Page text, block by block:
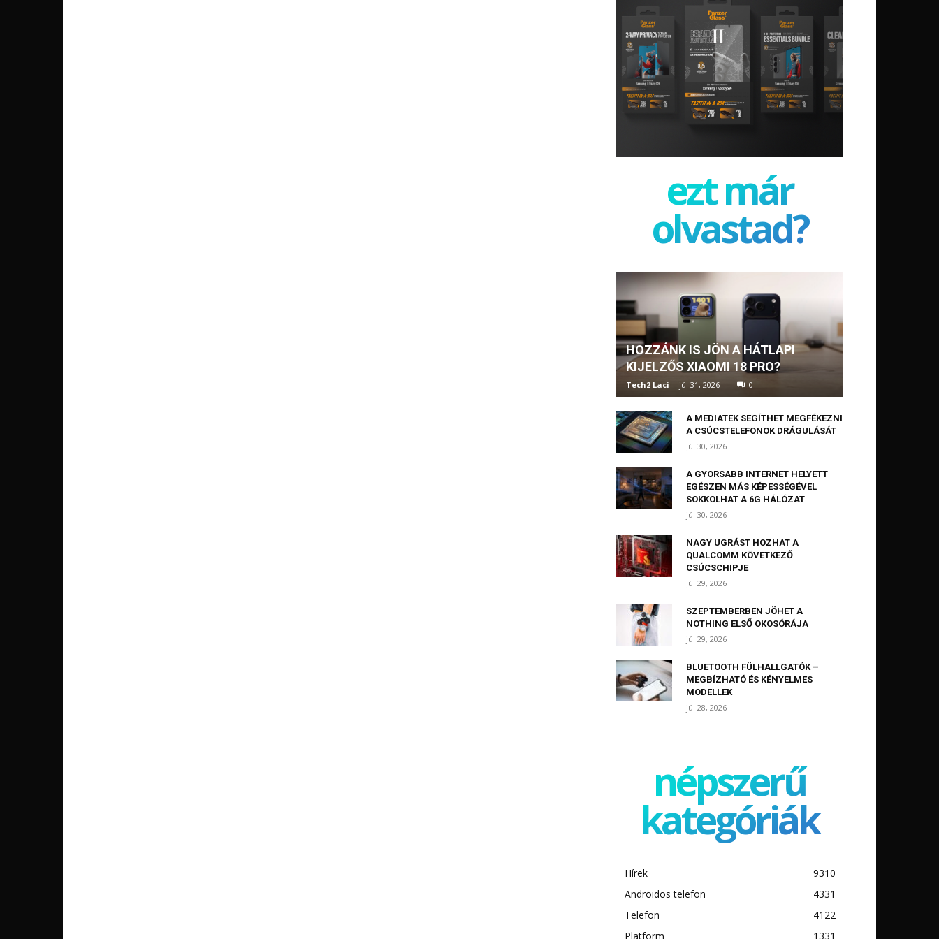
ezt már
olvastad?
HOZZÁNK IS JÖN A HÁTLAPI
KIJELZŐS XIAOMI 18 PRO?
Tech2 Laci - júl 31, 2026 0
A MEDIATEK SEGÍTHET MEGFÉKEZNI
A CSÚCSTELEFONOK DRÁGULÁSÁT
júl 30, 2026
A GYORSABB INTERNET HELYETT
EGÉSZEN MÁS KÉPESSÉGÉVEL
SOKKOLHAT A 6G HÁLÓZAT
júl 30, 2026
NAGY UGRÁST HOZHAT A
QUALCOMM KÖVETKEZŐ
CSÚCSCHIPJE
júl 29, 2026
SZEPTEMBERBEN JÖHET A
NOTHING ELSŐ OKOSÓRÁJA
júl 29, 2026
BLUETOOTH FÜLHALLGATÓK –
MEGBÍZHATÓ ÉS KÉNYELMES
MODELLEK
júl 28, 2026
népszerű
kategóriák
Hírek
9310
Androidos telefon
4331
Telefon
4122
Platform
1331